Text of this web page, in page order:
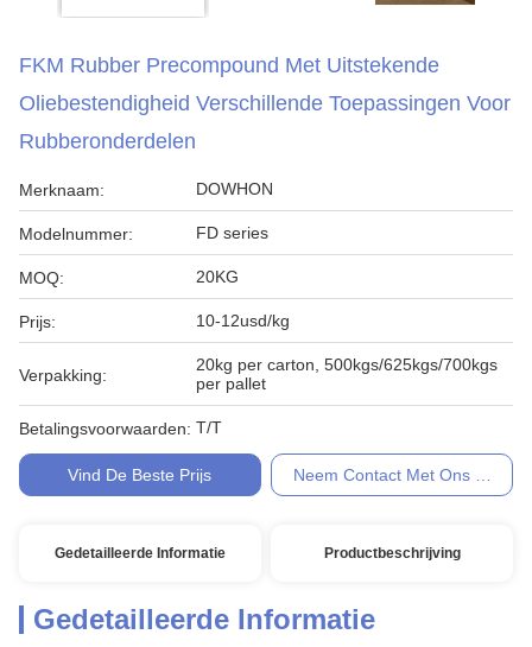
FKM Rubber Precompound Met Uitstekende
Oliebestendigheid Verschillende Toepassingen Voor
Rubberonderdelen
Merknaam: DOWHON
Modelnummer: FD series
MOQ: 20KG
Prijs: 10-12usd/kg
Verpakking:
20kg per carton, 500kgs/625kgs/700kgs
per pallet
Betalingsvoorwaarden: T/T
Vind De Beste Prijs Neem Contact Met Ons Op
Gedetailleerde Informatie Productbeschrijving
Gedetailleerde Informatie